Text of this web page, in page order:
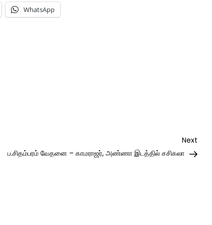
WhatsApp
Post
Next
ப.சிதம்பரம் வேதனை – காமராஜர், அண்ணா இடத்தில் சசிகலா